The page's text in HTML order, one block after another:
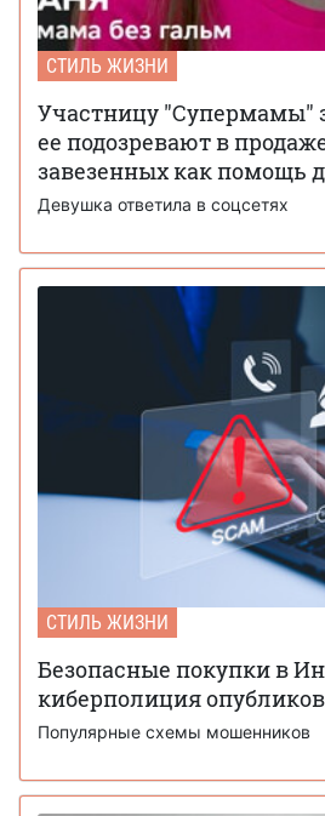
СТИЛЬ ЖИЗНИ
Участницу "Супермамы"
ее подозревают в
завезенных как помощь
Девушка ответила в соцсетях
СТИЛЬ ЖИЗНИ
Безопасные покупки в
киберполиция
Популярные схемы мошенников